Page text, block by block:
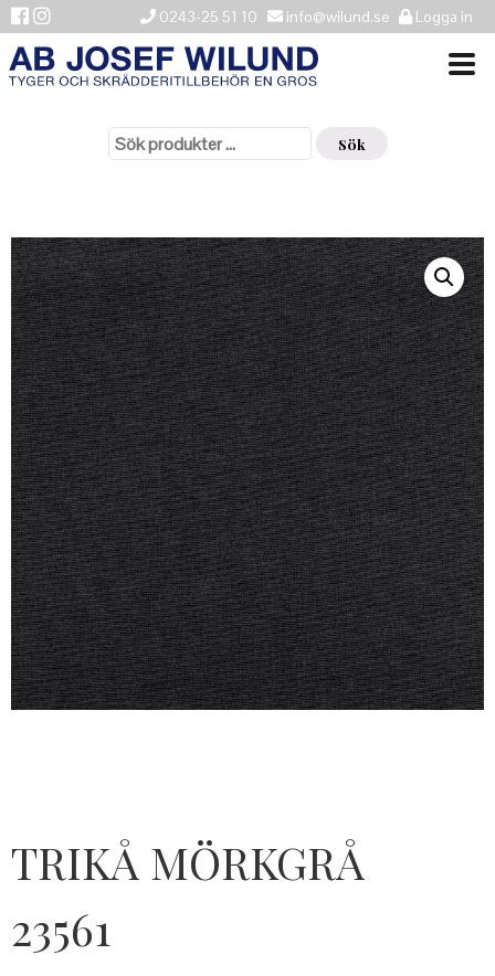
0243-25 51 10 info@wilund.se Logga in
VÄLKOMMEN
HISTORIK
KONTAKTA OSS
LEVERANSINFORMATION
efter:
Sök
TRIKÅ MÖRKGRÅ
23561